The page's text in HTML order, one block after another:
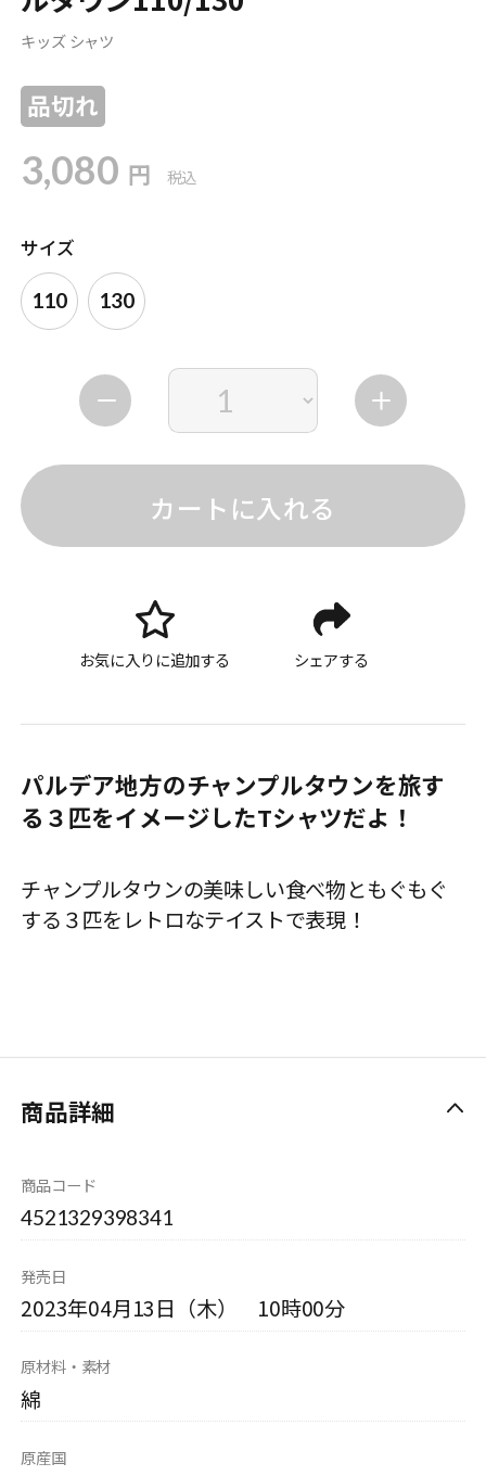
キッズ シャツ
品切れ
3,080 円 税込
サイズ
110 130
カートに入れる
お気に入りに追加する シェアする
パルデア地方のチャンプルタウンを旅す
る３匹をイメージしたTシャツだよ！
チャンプルタウンの美味しい食べ物ともぐもぐ
する３匹をレトロなテイストで表現！
商品詳細
商品コード
4521329398341
発売日
2023年04月13日（木） 10時00分
原材料・素材
綿
原産国